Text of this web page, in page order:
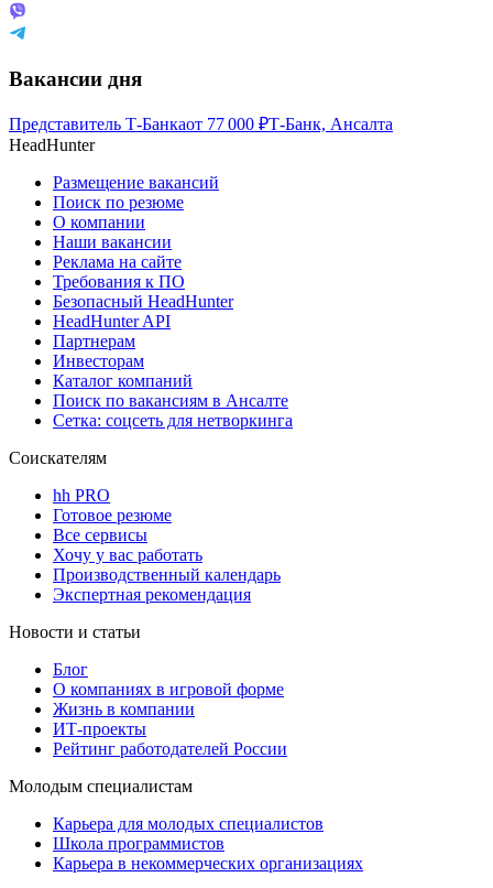
Вакансии дня
Представитель Т-Банкаот 77 000 ₽Т-Банк, Ансалта
HeadHunter
Размещение вакансий
Поиск по резюме
О компании
Наши вакансии
Реклама на сайте
Требования к ПО
Безопасный HeadHunter
HeadHunter API
Партнерам
Инвесторам
Каталог компаний
Поиск по вакансиям в Ансалте
Сетка: соцсеть для нетворкинга
Соискателям
hh PRO
Готовое резюме
Все сервисы
Хочу у вас работать
Производственный календарь
Экспертная рекомендация
Новости и статьи
Блог
О компаниях в игровой форме
Жизнь в компании
ИТ-проекты
Рейтинг работодателей России
Молодым специалистам
Карьера для молодых специалистов
Школа программистов
Карьера в некоммерческих организациях